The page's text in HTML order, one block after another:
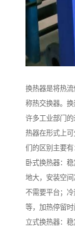
换热器是将热
称热交换器。
许多工业部门
热器在形式上
们的区别主要有
卧式换热器：
地大，安装空
不需要平台；
等，加热停留时
立式换热器：